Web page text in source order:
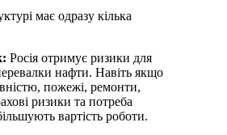
має одразу кілька
Росія отримує ризики для
нафти. Навіть якщо
пожежі, ремонти,
ризики та потреба
вартість роботи.